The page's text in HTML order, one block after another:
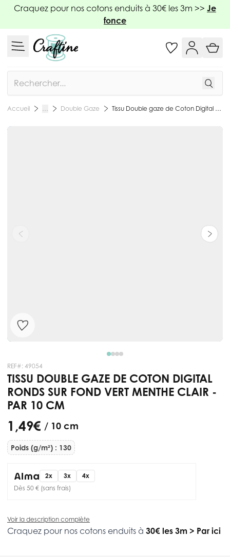
Allez au contenu
Craquez pour nos cotons enduits à 30€ les 3m >> Je
fonce
Accueil … Double Gaze Tissu Double gaze de Coton Digital Ronds sur fond Vert menthe clair - Par 10 cm
REF#: 49054
TISSU DOUBLE GAZE DE COTON DIGITAL
RONDS SUR FOND VERT MENTHE CLAIR -
PAR 10 CM
1,49 € / 10 cm
Poids (g/m²) : 130
2x 3x
4x
Dès 50 € (sans frais)
Voir la description complète
Craquez pour nos cotons enduits à 30€ les 3m > Par ici